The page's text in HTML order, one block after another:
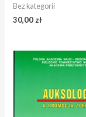
Bez kategorii
30,00 zł